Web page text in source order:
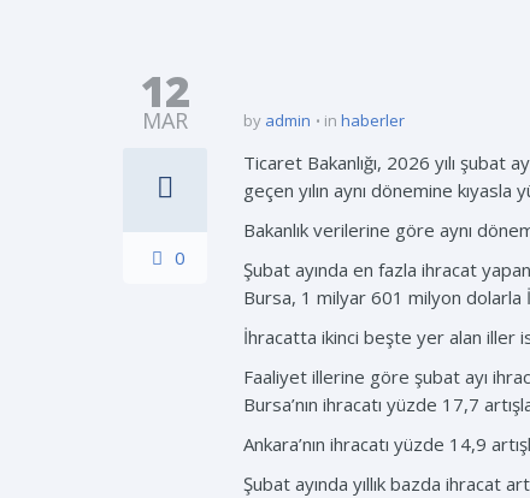
12
MAR
0
by admin in haberler
Ticaret Bakanlığı, 2026 yılı şubat
geçen yılın aynı dönemine
Bakanlık verilerine göre aynı
Şubat ayında en fazla ihracat
Bursa, 1 milyar 601 milyon
İhracatta ikinci beşte yer alan iller
Faaliyet illerine göre şubat ayı
Bursa’nın ihracatı yüzde 17,7
Ankara’nın ihracatı yüzde 14,9
Şubat ayında yıllık bazda ihracat